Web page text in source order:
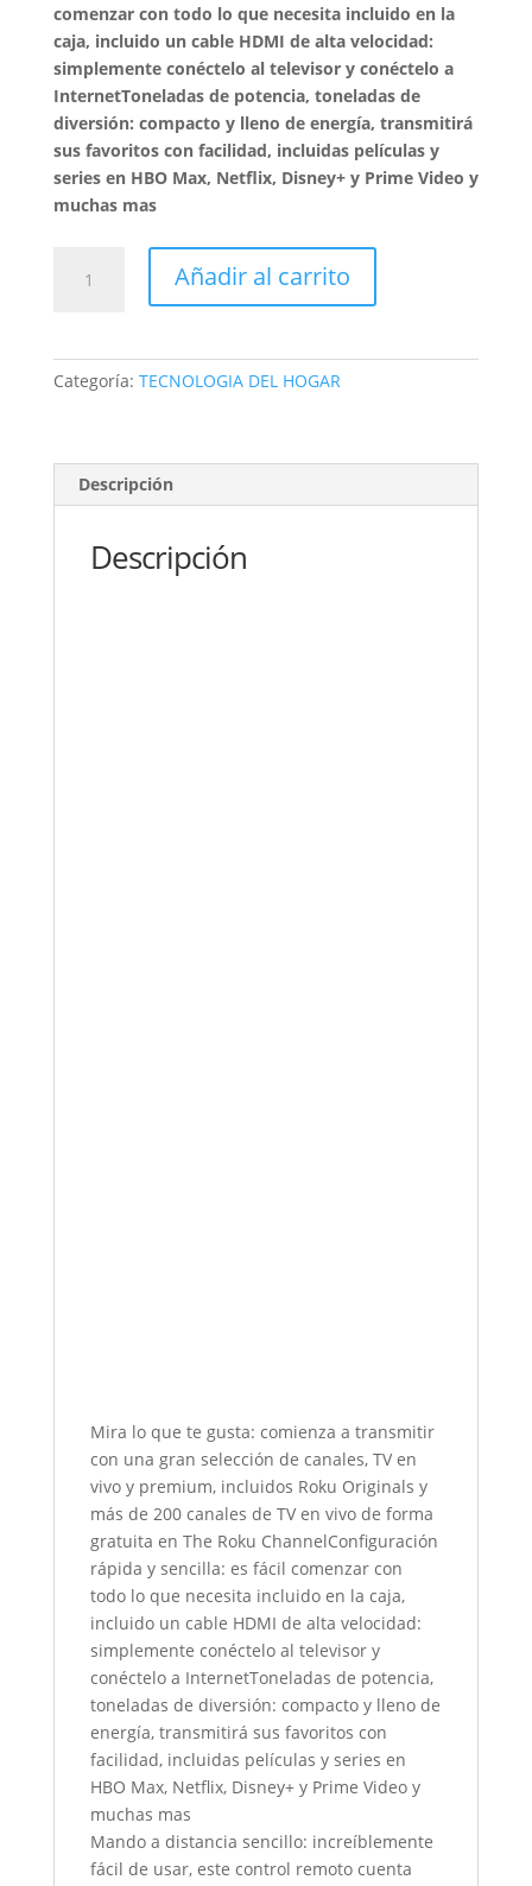
comenzar con todo lo que necesita incluido en la
caja, incluido un cable HDMI de alta velocidad:
simplemente conéctelo al televisor y conéctelo a
InternetToneladas de potencia, toneladas de
diversión: compacto y lleno de energía, transmitirá
sus favoritos con facilidad, incluidas películas y
series en HBO Max, Netflix, Disney+ y Prime Video y
muchas mas
Express
streming
Añadir al carrito
Categoría: TECNOLOGIA DEL HOGAR
Descripción
Descripción
Mira lo que te gusta: comienza a transmitir
con una gran selección de canales, TV en
vivo y premium, incluidos Roku Originals y
más de 200 canales de TV en vivo de forma
gratuita en The Roku ChannelConfiguración
rápida y sencilla: es fácil comenzar con
todo lo que necesita incluido en la caja,
incluido un cable HDMI de alta velocidad:
simplemente conéctelo al televisor y
conéctelo a InternetToneladas de potencia,
toneladas de diversión: compacto y lleno de
energía, transmitirá sus favoritos con
facilidad, incluidas películas y series en
HBO Max, Netflix, Disney+ y Prime Video y
muchas mas
Mando a distancia sencillo: increíblemente
fácil de usar, este control remoto cuenta